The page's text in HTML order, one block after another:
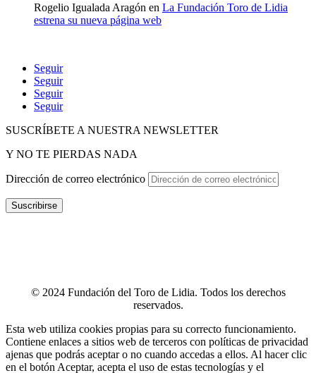
Rogelio Igualada Aragón en La Fundación Toro de Lidia
estrena su nueva página web
Seguir
Seguir
Seguir
Seguir
SUSCRÍBETE A NUESTRA NEWSLETTER
Y NO TE PIERDAS NADA
Dirección de correo electrónico
Suscribirse
© 2024 Fundación del Toro de Lidia. Todos los derechos
reservados.
Esta web utiliza cookies propias para su correcto funcionamiento.
Contiene enlaces a sitios web de terceros con políticas de privacidad
ajenas que podrás aceptar o no cuando accedas a ellos. Al hacer clic
en el botón Aceptar, acepta el uso de estas tecnologías y el